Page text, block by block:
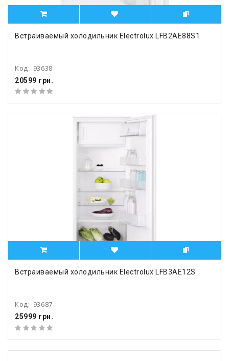
Встраиваемый холодильник Electrolux LFB2AE88S1
Код: 93638
20599 грн.
Встраиваемый холодильник Electrolux LFB3AE12S
Код: 93687
25999 грн.